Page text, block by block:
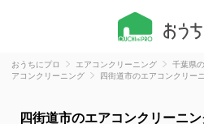
おうちにプロ エアコンクリーニング 千葉県
アコンクリーニング
四街道市のエアコンクリー
四街道市のエアコンクリーニ